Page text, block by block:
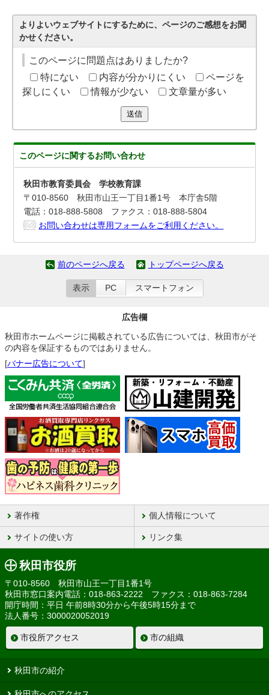
よりよいウェブサイトにするために、ページのご感想をお聞
かせください。
このページに問題点はありましたか?
特にない
内容が分かりにくい
ページを
探しにくい
情報が少ない 文章量が多い
送信
このページに関するお問い合わせ
秋田市教育委員会 学校教育課
〒010-8560 秋田市山王一丁目1番1号 本庁舎5階
電話：018-888-5808 ファクス：018-888-5804
お問い合わせは専用フォームをご利用ください。
前のページへ戻る トップページへ戻る
表示 PC スマートフォン
広告欄
秋田市ホームページに掲載されている広告については、秋田市がそ
の内容を保証するものではありません。
[バナー広告について]
著作権 個人情報について
サイトの使い方 リンク集
秋田市役所
〒010-8560 秋田市山王一丁目1番1号
秋田市窓口案内電話：018-863-2222 ファクス：018-863-7284
開庁時間：平日 午前8時30分から午後5時15分まで
法人番号：3000020052019
市役所アクセス 市の組織
秋田市の紹介